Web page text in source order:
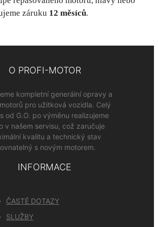
záruku 12 měsíců.
O PROFI-MOTOR
kompletní generální opravy a
pro užitková vozidla. Celý
od G.O. po výměnu realizujeme
v našem servisu, což zaručuje
kvalitu a technický stav
s novým motorem.
INFORMACE
ČASTÉ DOTAZY
SLUŽBY